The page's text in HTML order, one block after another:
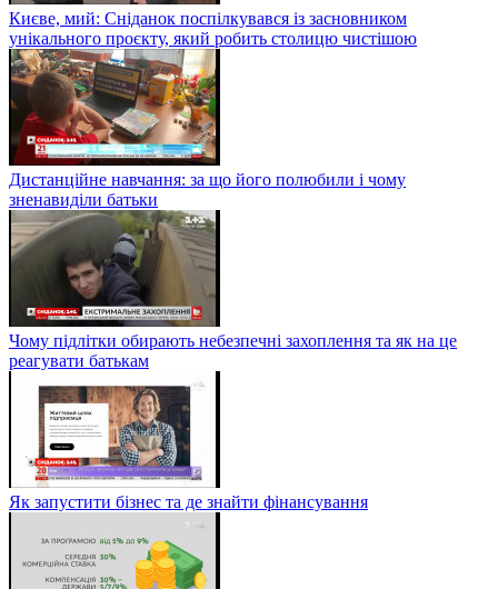
Києве, мий: Сніданок поспілкувався із засновником
унікального проєкту, який робить столицю чистішою
Дистанційне навчання: за що його полюбили і чому
зненавиділи батьки
Чому підлітки обирають небезпечні захоплення та як на це
реагувати батькам
Як запустити бізнес та де знайти фінансування